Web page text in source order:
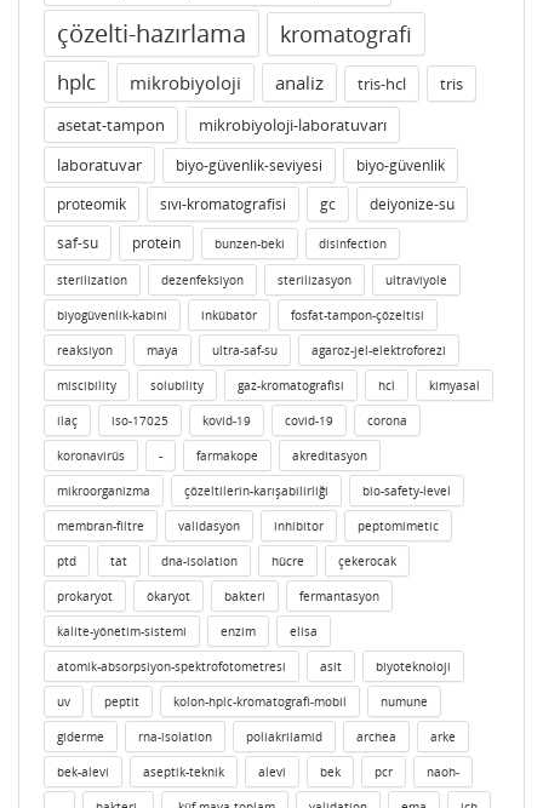
çözelti-hazırlama kromatografi
hplc mikrobiyoloji analiz tris-hcl
tris
asetat-tampon
mikrobiyoloji-laboratuvarı
laboratuvar
biyo-güvenlik-seviyesi
biyo-güvenlik
proteomik
sıvı-kromatografisi gc
deiyonize-su
saf-su
protein bunzen-beki disinfection
sterilization dezenfeksiyon sterilizasyon ultraviyole
biyogüvenlik-kabini inkübatör fosfat-tampon-çözeltisi
reaksiyon maya ultra-saf-su agaroz-jel-elektroforezi
miscibility solubility gaz-kromatografisi hcl kimyasal
ilaç iso-17025 kovid-19 covid-19 corona
koronavirüs - farmakope akreditasyon
mikroorganizma çözeltilerin-karışabilirliği bio-safety-level
membran-filtre validasyon inhibitor peptomimetic
ptd tat dna-isolation hücre çekerocak
prokaryot ökaryot bakteri fermantasyon
kalite-yönetim-sistemi enzim elisa
atomik-absorpsiyon-spektrofotometresi asit biyoteknoloji
uv peptit kolon-hplc-kromatografi-mobil numune
giderme rna-isolation poliakrilamid archea arke
bek-alevi aseptik-teknik alevi bek pcr naoh-